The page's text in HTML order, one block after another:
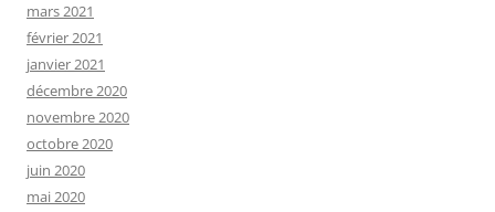
mars 2021
février 2021
janvier 2021
décembre 2020
novembre 2020
octobre 2020
juin 2020
mai 2020